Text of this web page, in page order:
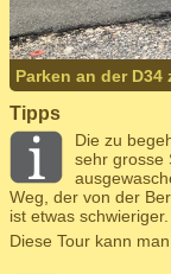
Parken an der
Tipps
Die zu
sehr grosse
Weg, der von der
ist etwas schwieriger.
Diese Tour kann